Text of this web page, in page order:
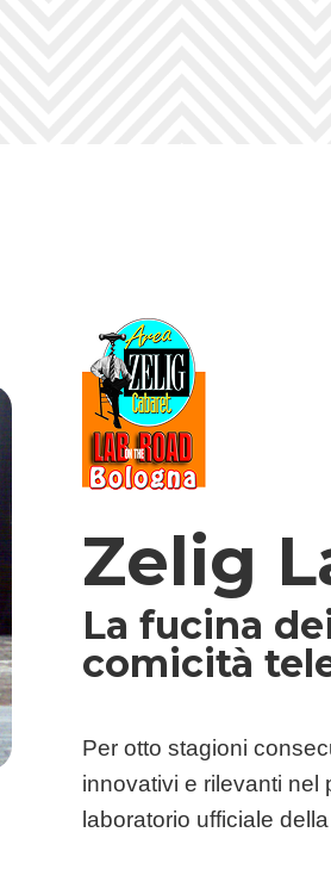
Zelig
La fucina
comicità
Per otto stagioni
innovativi e rilevanti
laboratorio ufficiale